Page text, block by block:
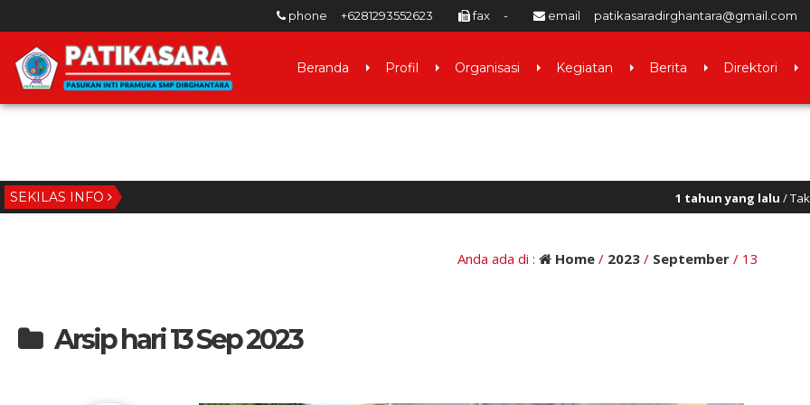
phone +6281293552623 fax - email patikasaradirghantara@gmail.com
Beranda Profil Organisasi Kegiatan Berita Direktori
SEKILAS INFO 1 tahun yang lalu/ Tak ada pelaut
Anda ada di : Home/ 2023/ September/ 13
Arsip hari 13 Sep 2023